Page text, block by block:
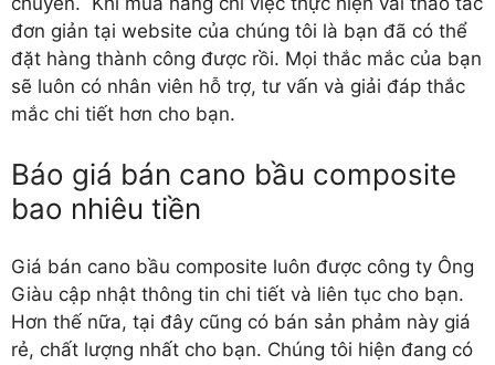
đơn giản tại website của chúng tôi là bạn đã có thể
đặt hàng thành công được rồi. Mọi thắc mắc của bạn
sẽ luôn có nhân viên hỗ trợ, tư vấn và giải đáp thắc
mắc chi tiết hơn cho bạn.
Báo giá bán cano bầu composite
bao nhiêu tiền
Giá bán cano bầu composite luôn được công ty Ông
Giàu cập nhật thông tin chi tiết và liên tục cho bạn.
Hơn thế nữa, tại đây cũng có bán sản phảm này giá
rẻ, chất lượng nhất cho bạn. Chúng tôi hiện đang có